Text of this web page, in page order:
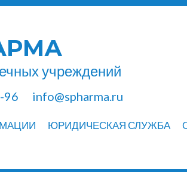
учреждений
96 info@spharma.ru
ЮРИДИЧЕСКАЯ СЛУЖБА